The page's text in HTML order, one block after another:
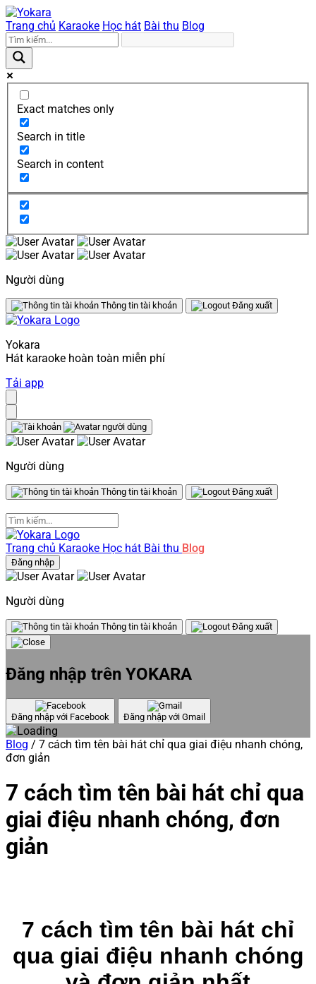
Trang chủ Karaoke Học hát Bài thu Blog
Exact matches only
Search in title
Search in content
Người dùng
Thông tin tài khoản Đăng xuất
Yokara
Hát karaoke hoàn toàn miễn phí
Tải app
Người dùng
Thông tin tài khoản Đăng xuất
Trang chủ Karaoke Học hát Bài thu Blog
Đăng nhập
Người dùng
Thông tin tài khoản Đăng xuất
Đăng nhập trên YOKARA
Đăng nhập với Facebook Đăng nhập với Gmail
Blog / 7 cách tìm tên bài hát chỉ qua giai điệu nhanh chóng,
đơn giản
7 cách tìm tên bài hát chỉ qua
giai điệu nhanh chóng, đơn
giản
7 cách tìm tên bài hát chỉ
qua giai điệu nhanh chóng